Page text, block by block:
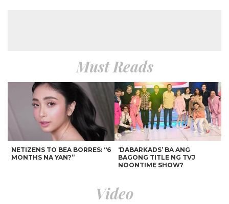
Must Reads
NETIZENS TO BEA BORRES: “6
MONTHS NA YAN?”
‘DABARKADS’ BA ANG
BAGONG TITLE NG TVJ
NOONTIME SHOW?
Video